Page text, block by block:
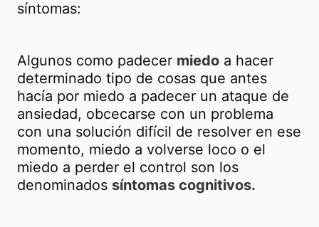
síntomas:
Algunos como padecer miedo a hacer
determinado tipo de cosas que antes
hacía por miedo a padecer un ataque de
ansiedad, obcecarse con un problema
con una solución difícil de resolver en ese
momento, miedo a volverse loco o el
miedo a perder el control son los
denominados síntomas cognitivos.